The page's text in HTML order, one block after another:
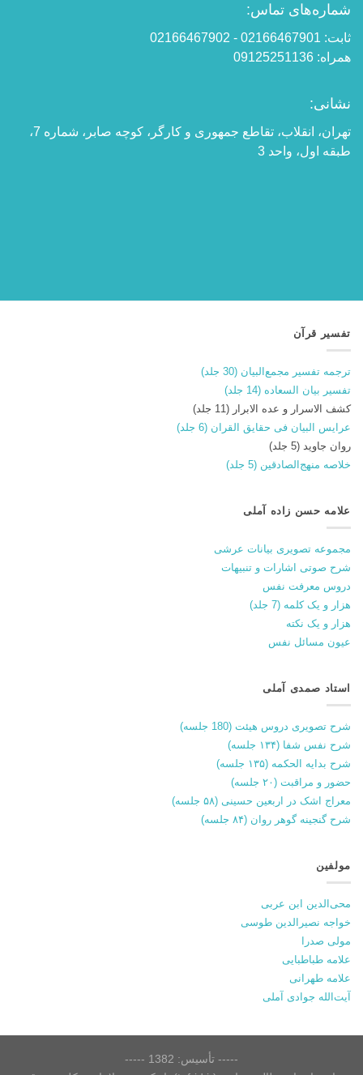
شماره‌های تماس:
ثابت: 02166467901 - 02166467902
همراه: 09125251136
نشانی:
تهران، انقلاب، تقاطع جمهوری و کارگر، کوچه صابر، شماره 7،
طبقه اول، واحد 3
تفسیر قرآن
ترجمه تفسیر مجمع‌البیان (30 جلد)
تفسیر بیان السعاده (14 جلد)
کشف الاسرار و عده الابرار (11 جلد)
عرایس البیان فی حقایق القران (6 جلد)
روان جاوید (5 جلد)
خلاصه منهج‌الصادقین (5 جلد)
علامه حسن زاده آملی
مجموعه تصویری بیانات عرشی
شرح صوتی اشارات و تنبیهات
دروس معرفت نفس
هزار و یک کلمه (7 جلد)
هزار و یک نکته
عیون مسائل نفس
استاد صمدی آملی
شرح تصویری دروس هیئت (180 جلسه)
شرح نفس شفا (۱۳۴ جلسه)
شرح بدایه الحکمه (۱۳۵ جلسه)
حضور و مراقبت (۲۰ جلسه)
معراج اشک در اربعین حسینی (۵۸ جلسه)
شرح گنجینه گوهر روان (۸۴ جلسه)
مولفین
محی‌الدین ابن عربی
خواجه نصیرالدین طوسی
مولی صدرا
علامه طباطبایی
علامه طهرانی
آیت‌الله جوادی آملی
----- تأسیس: 1382 -----